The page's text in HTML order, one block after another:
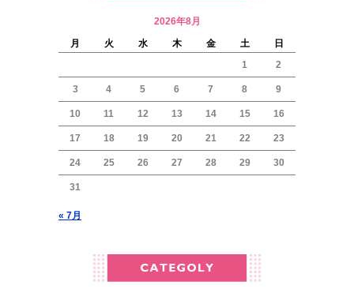
2026年8月
月
火 水 木 金 土
日
1
2
3 4 5 6 7 8 9
10 11 12 13 14 15 16
17 18 19 20 21 22 23
24 25 26 27 28 29 30
31
« 7月